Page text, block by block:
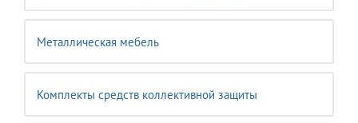
Металлическая мебель
Комплекты средств коллективной защиты